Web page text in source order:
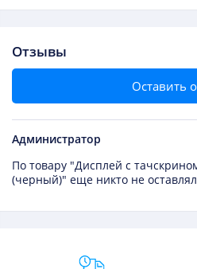
Отзывы
Оставить
Администратор
По товару "Дисплей с
(черный)" еще никто не
Преимущества